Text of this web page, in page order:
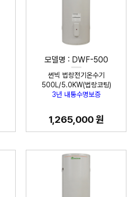
모델명 : DWF-500
썬빅 법랑전기온수기
500L/5.0KW(법랑코팅)
3년 내통수명보증
1,265,000 원